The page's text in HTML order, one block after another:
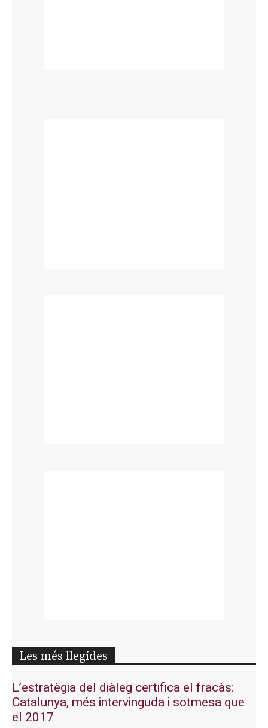
Les més llegides
L’estratègia del diàleg certifica el fracàs:
Catalunya, més intervinguda i sotmesa que
el 2017